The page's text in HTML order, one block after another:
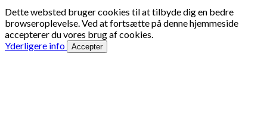
Dette websted bruger cookies til at tilbyde dig en bedre
browseroplevelse. Ved at fortsætte på denne hjemmeside
accepterer du vores brug af cookies.
Yderligere info
Accepter